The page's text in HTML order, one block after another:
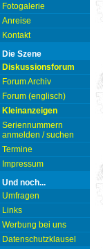
Fotogalerie
Anreise
Kontakt
Die Szene
Diskussionsforum
Forum Archiv
Forum (englisch)
Kleinanzeigen
Seriennummern
anmelden / suchen
Termine
Impressum
Und noch...
Umfragen
Links
Werbung bei uns
Datenschutzklausel